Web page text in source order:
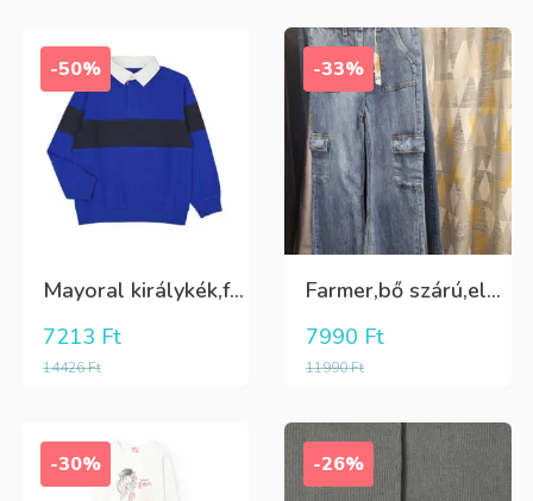
-50%
Mayoral királykék,fehér galléros hosszú ujjú póló Tini fiúknak
14426Ft
7213 Ft
-33%
Farmer,bő szárú,elöl és oldalt zsebes lány nadrág
11990Ft
7990 Ft
-30% -26%